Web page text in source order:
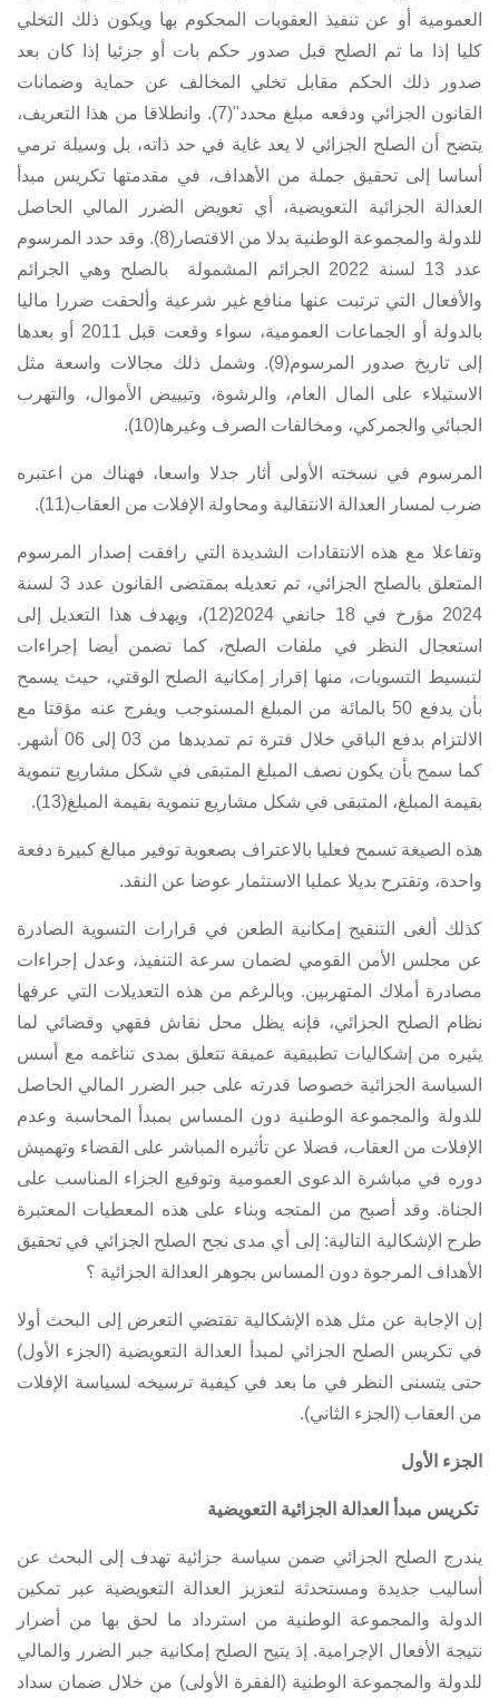
العمومية أو عن تنفيذ العقوبات المحكوم بها ويكون ذلك التخلي
كليا إذا ما تم الصلح قبل صدور حكم بات أو جزئيا إذا كان بعد
صدور ذلك الحكم مقابل تخلي المخالف عن حماية وضمانات
القانون الجزائي ودفعه مبلغ محدد"(7). وانطلاقا من هذا التعريف،
يتضح أن الصلح الجزائي لا يعد غاية في حد ذاته، بل وسيلة ترمي
أساسا إلى تحقيق جملة من الأهداف، في مقدمتها تكريس مبدأ
العدالة الجزائية التعويضية، أي تعويض الضرر المالي الحاصل
للدولة والمجموعة الوطنية بدلا من الاقتصار(8). وقد حدد
المرسوم
عدد 13 لسنة 2022
الجرائم المشمولة بالصلح وهي الجرائم
والأفعال التي ترتبت عنها منافع غير شرعية وألحقت ضررا ماليا
بالدولة أو الجماعات العمومية، سواء وقعت قبل 2011 أو بعدها
إلى تاريخ صدور المرسوم(9). وشمل ذلك مجالات واسعة مثل
الاستيلاء على المال العام، والرشوة، وتبييض الأموال، والتهرب
الجبائي والجمركي، ومخالفات الصرف وغيرها(10).
المرسوم في نسخته الأولى أثار جدلا واسعا، فهناك من اعتبره
ضرب لمسار العدالة الانتقالية ومحاولة الإفلات من العقاب(11).
وتفاعلا مع هذه الانتقادات الشديدة التي رافقت إصدار
المرسوم
المتعلق بالصلح الجزائي، تم تعديله بمقتضى
القانون عدد 3 لسنة
2024 مؤرخ في 18 جانفي 2024
(12)، ويهدف هذا التعديل إلى
استعجال النظر في ملفات الصلح، كما تضمن أيضا إجراءات
لتبسيط التسويات، منها إقرار إمكانية الصلح الوقتي، حيث يسمح
بأن يدفع 50 بالمائة من المبلغ المستوجب ويفرج عنه مؤقتا مع
الالتزام بدفع الباقي خلال فترة تم تمديدها من 03 إلى 06 أشهر.
كما سمح بأن يكون نصف المبلغ المتبقى في شكل مشاريع تنموية
بقيمة المبلغ، المتبقى في شكل مشاريع تنموية بقيمة المبلغ(13).
هذه الصيغة تسمح فعليا بالاعتراف بصعوبة توفير مبالغ كبيرة دفعة
واحدة، وتقترح بديلا عمليا الاستثمار عوضا عن النقد.
كذلك ألغى التنقيح إمكانية الطعن في قرارات التسوية الصادرة
عن مجلس الأمن القومي لضمان سرعة التنفيذ، وعدل إجراءات
مصادرة أملاك المتهربين. وبالرغم من هذه التعديلات التي عرفها
نظام الصلح الجزائي، فإنه يظل محل نقاش فقهي وقضائي لما
يثيره من إشكاليات تطبيقية عميقة تتعلق بمدى تناغمه مع أسس
السياسة الجزائية خصوصا قدرته على جبر الضرر المالي الحاصل
للدولة والمجموعة الوطنية دون المساس بمبدأ المحاسبة وعدم
الإفلات من العقاب، فضلا عن تأثيره المباشر على القضاء وتهميش
دوره في مباشرة الدعوى العمومية وتوقيع الجزاء المناسب على
الجناة. وقد أصبح من المتجه وبناء على هذه المعطيات المعتبرة
طرح الإشكالية التالية: إلى أي مدى نجح الصلح الجزائي في تحقيق
الأهداف المرجوة دون المساس بجوهر العدالة الجزائية ؟
إن الإجابة عن مثل هذه الإشكالية تقتضي التعرض إلى البحث أولا
في تكريس الصلح الجزائي لمبدأ العدالة التعويضية (الجزء الأول)
حتى يتسنى النظر في ما بعد في كيفية ترسيخه لسياسة الإفلات
من العقاب (الجزء الثاني).
الجزء الأول
تكريس مبدأ العدالة الجزائية التعويضية
يندرج الصلح الجزائي ضمن سياسة جزائية تهدف إلى البحث عن
أساليب جديدة ومستحدثة لتعزيز العدالة التعويضية عبر تمكين
الدولة والمجموعة الوطنية من استرداد ما لحق بها من أضرار
نتيجة الأفعال الإجرامية. إذ يتيح الصلح إمكانية جبر الضرر والمالي
للدولة والمجموعة الوطنية (الفقرة الأولى) من خلال ضمان سداد